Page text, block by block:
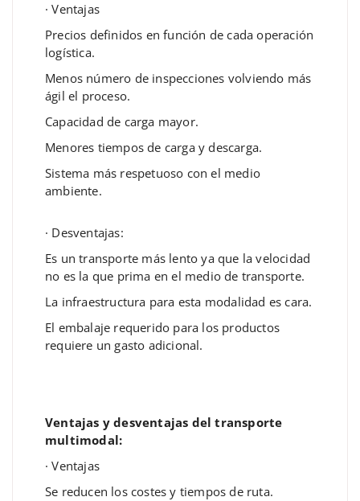
· Ventajas
Precios definidos en función de cada operación
logística.
Menos número de inspecciones volviendo más
ágil el proceso.
Capacidad de carga mayor.
Menores tiempos de carga y descarga.
Sistema más respetuoso con el medio
ambiente.
· Desventajas:
Es un transporte más lento ya que la velocidad
no es la que prima en el medio de transporte.
La infraestructura para esta modalidad es cara.
El embalaje requerido para los productos
requiere un gasto adicional.
Ventajas y desventajas del transporte
multimodal:
· Ventajas
Se reducen los costes y tiempos de ruta.